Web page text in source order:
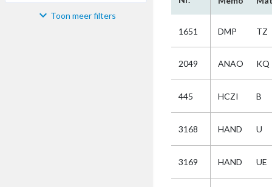
Materiaal Toon meer filters
1651 DMP TZ
2049 ANAO KQ
445 HCZI B
3168 HAND U
3169 HAND UE